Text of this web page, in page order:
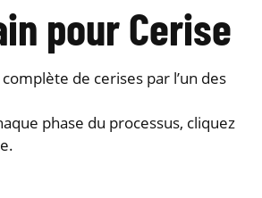
pour Cerise
de cerises par l’un des
phase du processus, cliquez